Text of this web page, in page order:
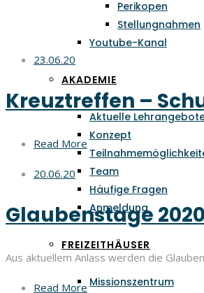
Perikopen
Stellungnahmen
Youtube-Kanal
AKADEMIE
Aktuelle
Konzept
Team
Häufige Fragen
Anmeldung
FREIZEITHÄUSER
Missionszentrum
23.06.20
Kreuztreffen –
Read More
20.06.20
Glaubenstage
Aus aktuellem Anlass werden die
Read More